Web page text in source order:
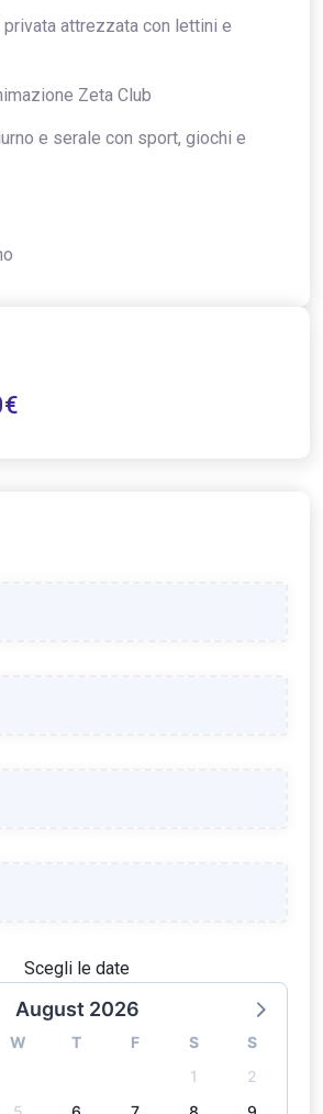
attrezzata con lettini e
Zeta Club
e serale con sport, giochi e
Scegli le date
August 2026
W T F S
S
1
2